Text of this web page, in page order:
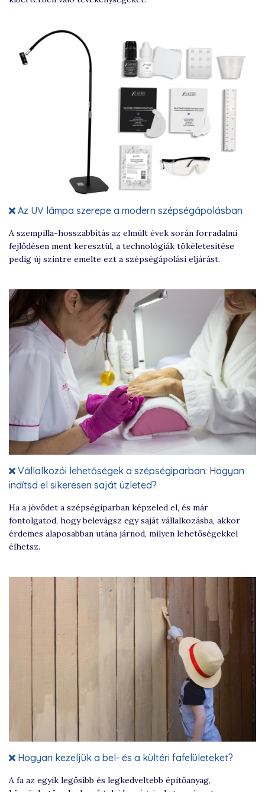
Az UV lámpa szerepe a modern szépségápolásban
A szempilla-hosszabbítás az elmúlt évek során forradalmi
fejlődésen ment keresztül, a technológiák tökéletesítése
pedig új szintre emelte ezt a szépségápolási eljárást.
Vállalkozói lehetőségek a szépségiparban: Hogyan
indítsd el sikeresen saját üzleted?
Ha a jövődet a szépségiparban képzeled el, és már
fontolgatod, hogy belevágsz egy saját vállalkozásba, akkor
érdemes alaposabban utána járnod, milyen lehetőségekkel
élhetsz.
Hogyan kezeljük a bel- és a kültéri fafelületeket?
A fa az egyik legősibb és legkedveltebb építőanyag,